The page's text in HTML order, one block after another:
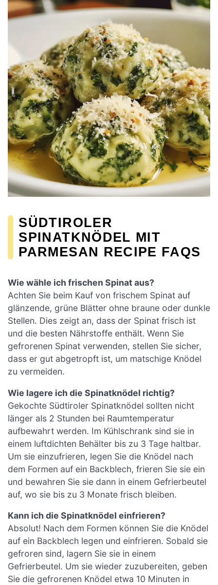
SÜDTIROLER
SPINATKNÖDEL MIT
PARMESAN RECIPE FAQS
Wie wähle ich frischen Spinat aus?
Achten Sie beim Kauf von frischem Spinat auf
glänzende, grüne Blätter ohne braune oder dunkle
Stellen. Dies zeigt an, dass der Spinat frisch ist
und die besten Nährstoffe enthält. Wenn Sie
gefrorenen Spinat verwenden, stellen Sie sicher,
dass er gut abgetropft ist, um matschige Knödel
zu vermeiden.
Wie lagere ich die Spinatknödel richtig?
Gekochte Südtiroler Spinatknödel sollten nicht
länger als 2 Stunden bei Raumtemperatur
aufbewahrt werden. Im Kühlschrank sind sie in
einem luftdichten Behälter bis zu 3 Tage haltbar.
Um sie einzufrieren, legen Sie die Knödel nach
dem Formen auf ein Backblech, frieren Sie sie ein
und bewahren Sie sie dann in einem Gefrierbeutel
auf, wo sie bis zu 3 Monate frisch bleiben.
Kann ich die Spinatknödel einfrieren?
Absolut! Nach dem Formen können Sie die Knödel
auf ein Backblech legen und einfrieren. Sobald sie
gefroren sind, lagern Sie sie in einem
Gefrierbeutel. Um sie wieder zuzubereiten, geben
Sie die gefrorenen Knödel etwa 10 Minuten in